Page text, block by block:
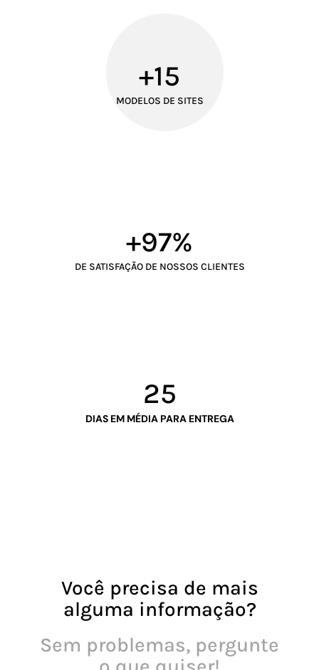
+15
MODELOS DE SITES
+97%
DE SATISFAÇÃO DE NOSSOS CLIENTES
25
DIAS EM MÉDIA PARA ENTREGA
Você precisa de mais
alguma informação?
Sem problemas, pergunte